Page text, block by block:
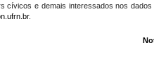
cívicos e demais interessados nos
.